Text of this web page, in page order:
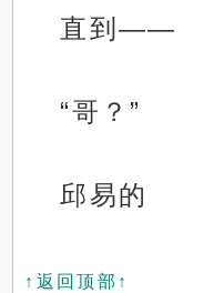
直到——
“哥？”
邱易的
↑返回顶部↑